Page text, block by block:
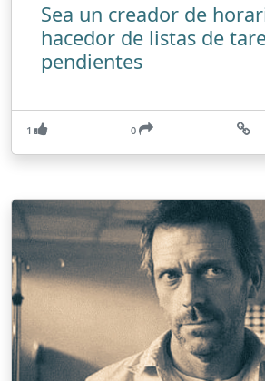
Sea un creador de
hacedor de listas de
pendientes
1 0